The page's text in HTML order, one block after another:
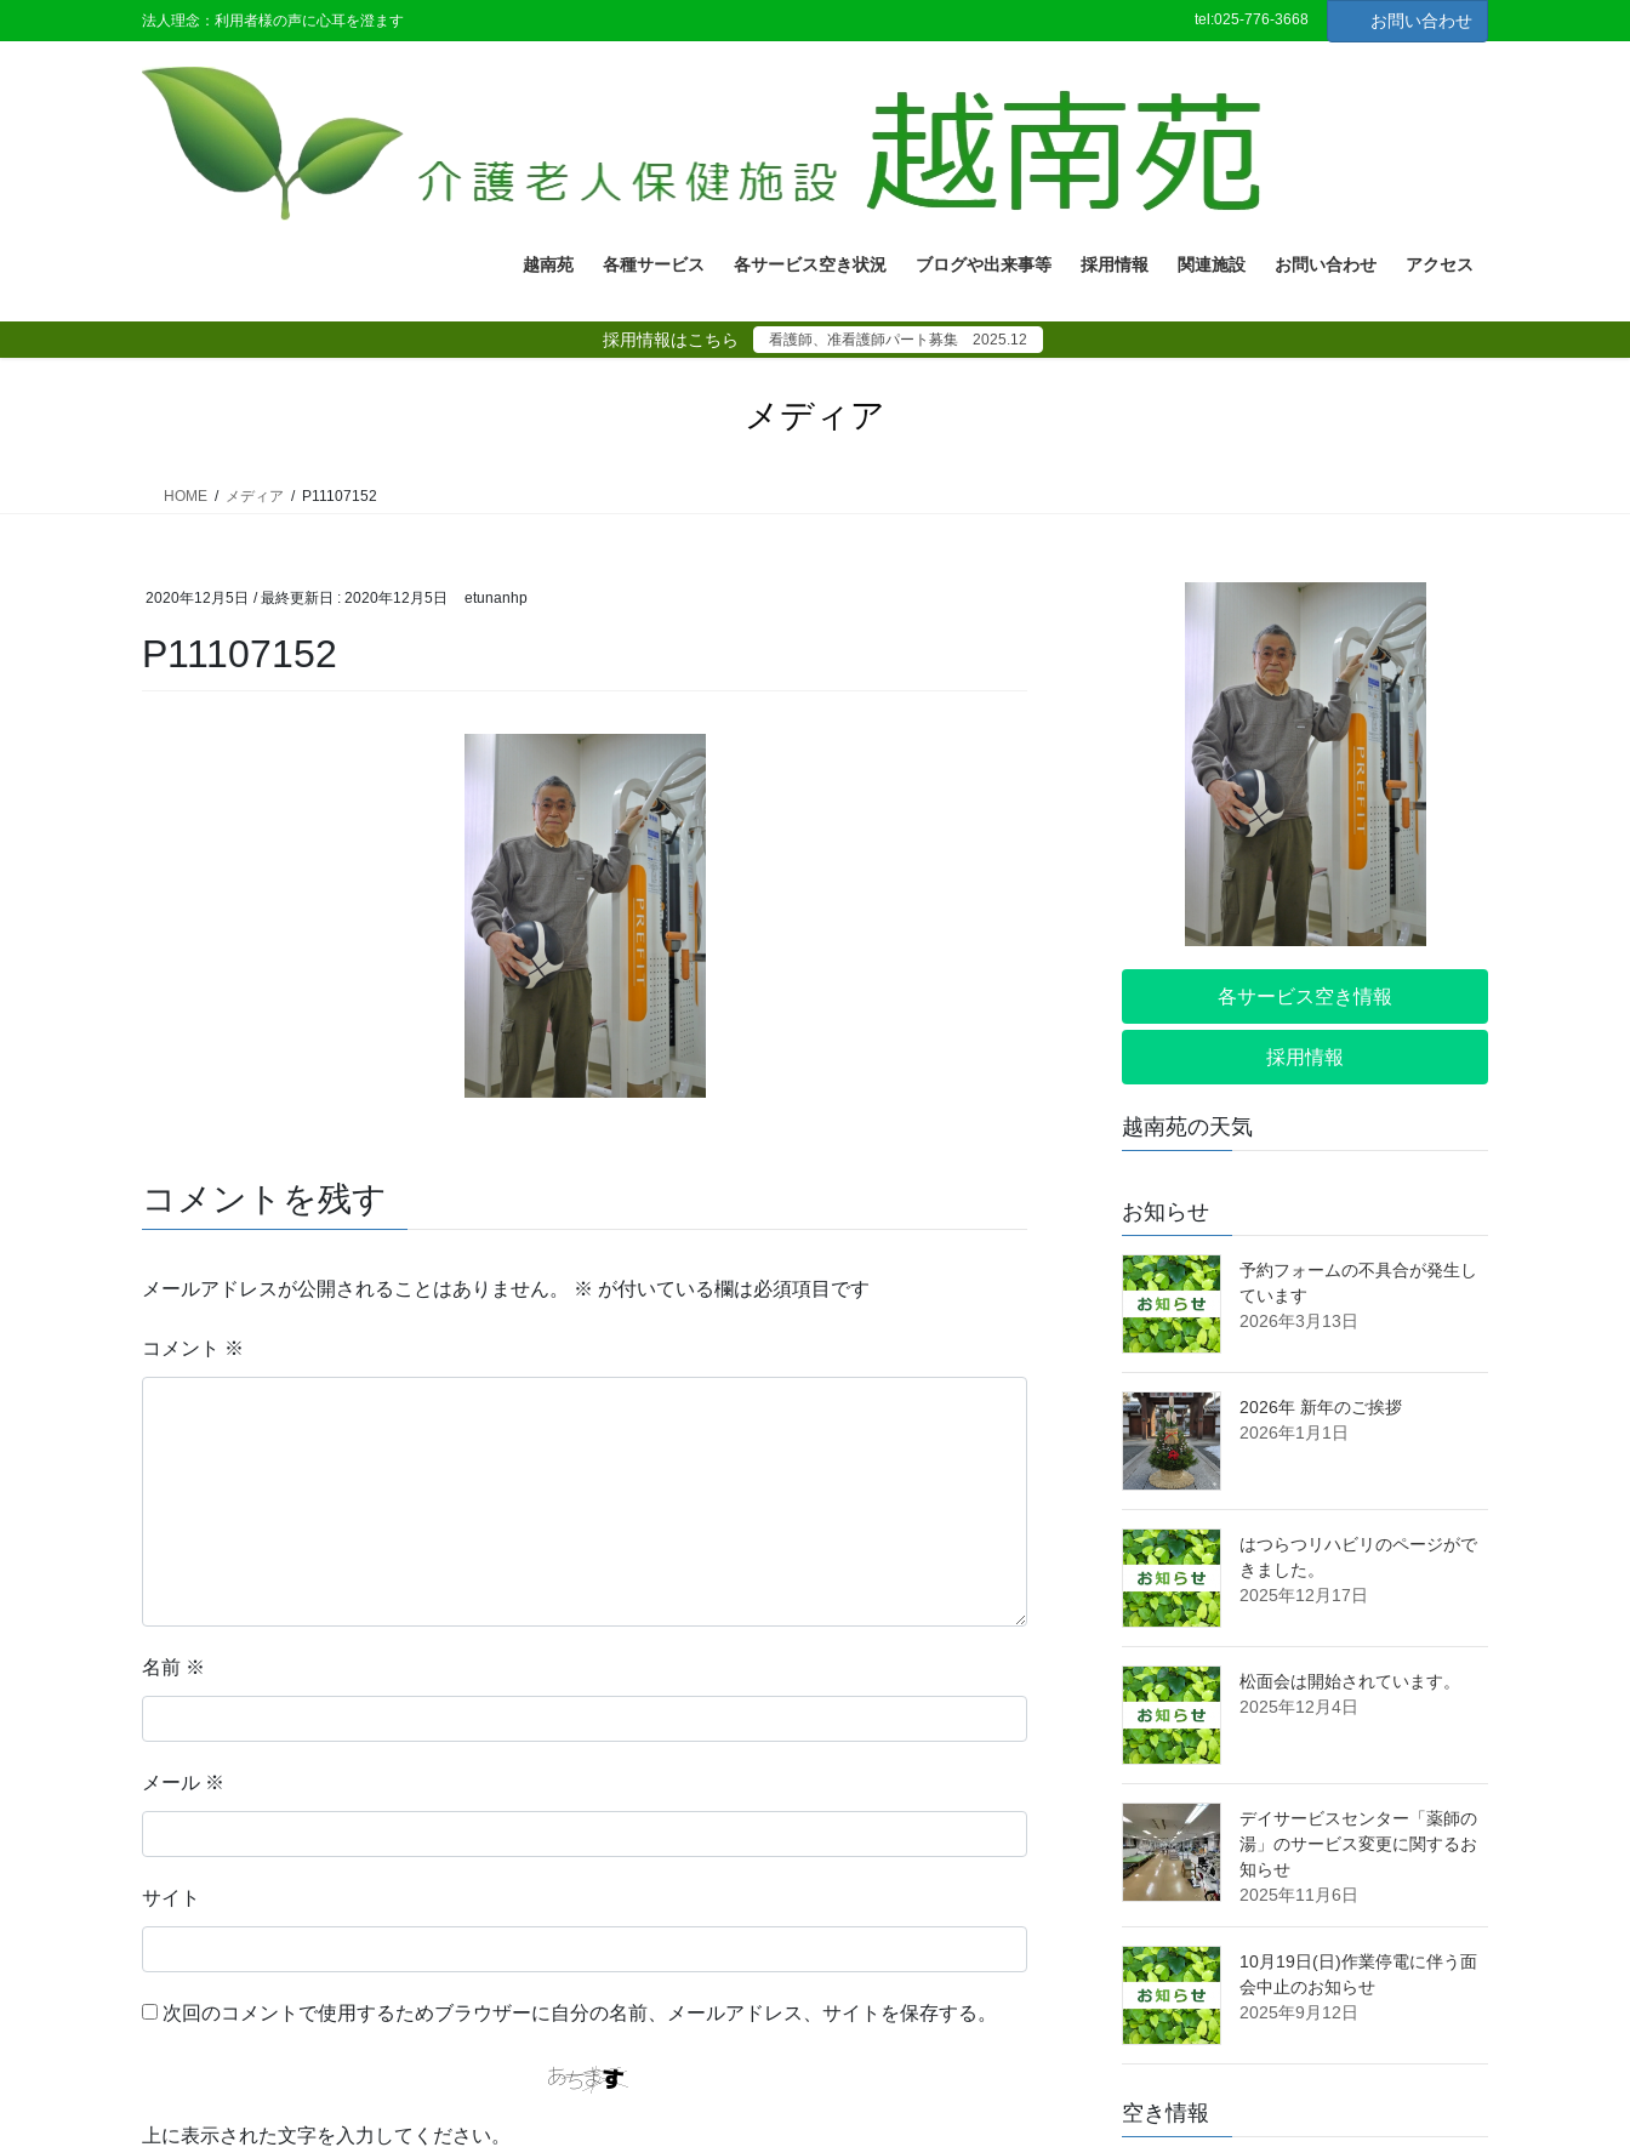
ン
ビ
法人理念：利用者様の声に心耳を澄ます tel:025-776-3668 お問い合わせ
越南苑 各種サービス 各サービス空き状況 ブログや出来事等 採用情報 関連施設 お問い合わせ アクセス
採用情報はこちら 看護師、准看護師パート募集 2025.12
メディア
HOME メディア P11107152
2020年12月5日 / 最終更新日 : 2020年12月5日 etunanhp
P11107152
コメントを残す
メールアドレスが公開されることはありません。 ※ が付いている欄は必須項目です
コメント ※
名前 ※
メール ※
サイト
次回のコメントで使用するためブラウザーに自分の名前、メールアドレス、サイトを保存する。
上に表示された文字を入力してください。
各サービス空き情報
採用情報
越南苑の天気
お知らせ
予約フォームの不具合が発生し
ています
2026年3月13日
2026年 新年のご挨拶
2026年1月1日
はつらつリハビリのページがで
きました。
2025年12月17日
松面会は開始されています。
2025年12月4日
デイサービスセンター「薬師の
湯」のサービス変更に関するお
知らせ
2025年11月6日
10月19日(日)作業停電に伴う面
会中止のお知らせ
2025年9月12日
空き情報